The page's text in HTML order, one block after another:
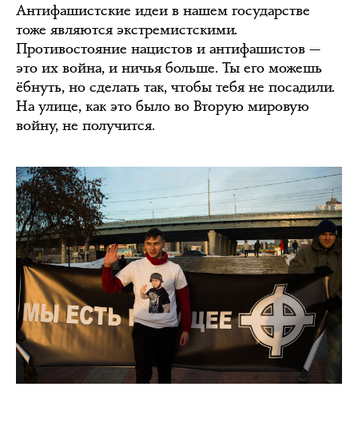
Антифашистские идеи в нашем государстве
тоже являются экстремистскими.
Противостояние нацистов и антифашистов —
это их война, и ничья больше. Ты его можешь
ёбнуть, но сделать так, чтобы тебя не посадили.
На улице, как это было во Вторую мировую
войну, не получится.